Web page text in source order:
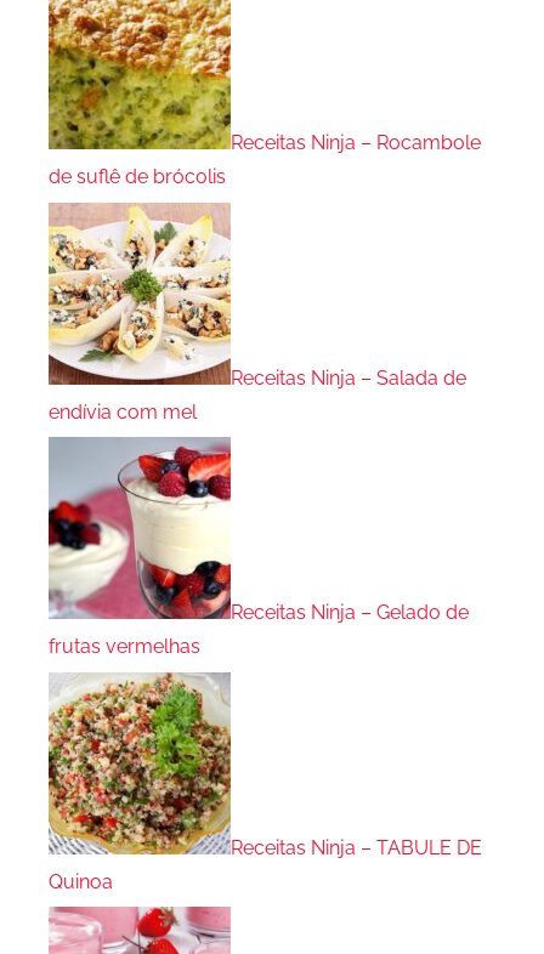
Receitas Ninja – Rocambole
de suflê de brócolis
Receitas Ninja – Salada de
endívia com mel
Receitas Ninja – Gelado de
frutas vermelhas
Receitas Ninja – TABULE DE
Quinoa